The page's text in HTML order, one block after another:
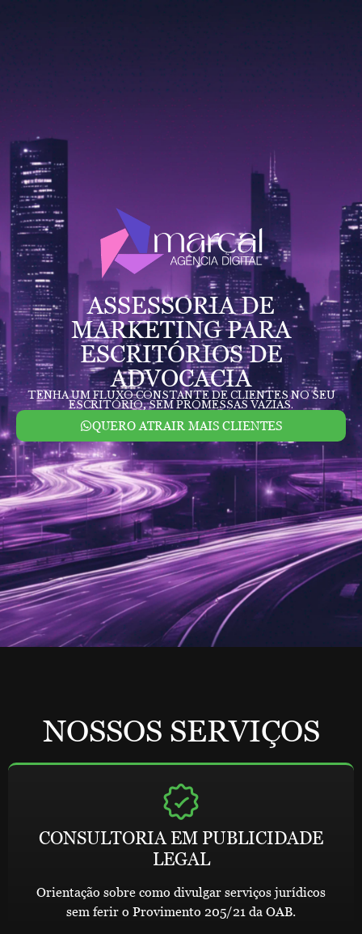
ASSESSORIA DE
MARKETING PARA
ESCRITÓRIOS DE
ADVOCACIA
TENHA UM FLUXO CONSTANTE DE CLIENTES NO SEU
ESCRITÓRIO, SEM PROMESSAS VAZIAS.
QUERO ATRAIR MAIS CLIENTES
NOSSOS SERVIÇOS
CONSULTORIA EM PUBLICIDADE
LEGAL
Orientação sobre como divulgar serviços jurídicos
sem ferir o Provimento 205/21 da OAB.